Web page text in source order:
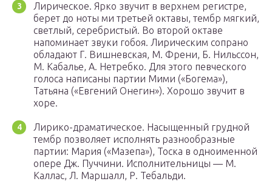
Лирическое. Ярко звучит в верхнем регистре,
берет до ноты ми третьей октавы, тембр мягкий,
светлый, серебристый. Во второй октаве
напоминает звуки гобоя. Лирическим сопрано
обладают Г. Вишневская, М. Френи, Б. Нильссон,
М. Кабалье, А. Нетребко. Для этого певческого
голоса написаны партии Мими («Богема»),
Татьяна («Евгений Онегин»). Хорошо звучит в
хоре.
Лирико-драматическое. Насыщенный грудной
тембр позволяет исполнять разнообразные
партии: Мария («Мазепа»), Тоска в одноименной
опере Дж. Пуччини. Исполнительницы — М.
Каллас, Л. Маршалл, Р. Тебальди.